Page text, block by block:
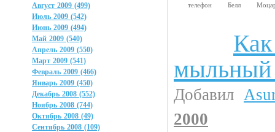
Август 2009 (499)
Июль 2009 (542)
Июнь 2009 (494)
Май 2009 (540)
Апрель 2009 (550)
Март 2009 (541)
Февраль 2009 (466)
Январь 2009 (450)
Декабрь 2008 (552)
Ноябрь 2008 (744)
Октябрь 2008 (49)
Сентябрь 2008 (109)
телефон Белл
мыльный
Добавил
2000